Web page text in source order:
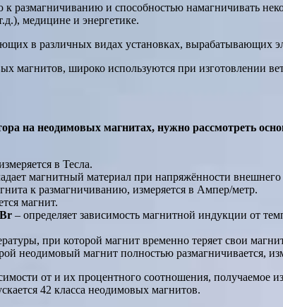
и способностью намагничивать
медицине и энергетике.
в различных видах установках, вырабатывающих
магнитов, широко используются при изготовлении
на неодимовых магнитах, нужно рассмотреть
в Тесла.
магнитный материал при напряжённости
к размагничиванию, измеряется в Ампер/метр.
магнит.
– определяет зависимость магнитной индукции от
при которой магнит временно теряет свои
неодимовый магнит полностью размагничивается,
от и их процентного соотношения, получаемое
42 класса неодимовых магнитов.